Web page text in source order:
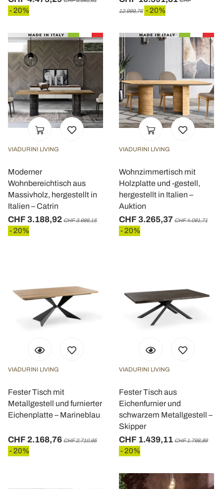
- 20%
12.989,76 - 20%
VIADURINI LIVING
Moderner
Wohnbereichtisch aus
Massivholz, hergestellt in
Italien – Catrin
CHF 3.188,92 CHF 3.986,15
- 20%
VIADURINI LIVING
Wohnzimmertisch mit
Holzplatte und -gestell,
hergestellt in Italien –
Auktion
CHF 3.265,37 CHF 4.081,71
- 20%
VIADURINI LIVING
Fester Tisch mit
Metallgestell und furnierter
Eichenplatte – Marineblau
CHF 2.168,76 CHF 2.710,95
- 20%
VIADURINI LIVING
Fester Tisch aus
Eichenfurnier und
schwarzem Metallgestell –
Skipper
CHF 1.439,11 CHF 1.798,89
- 20%